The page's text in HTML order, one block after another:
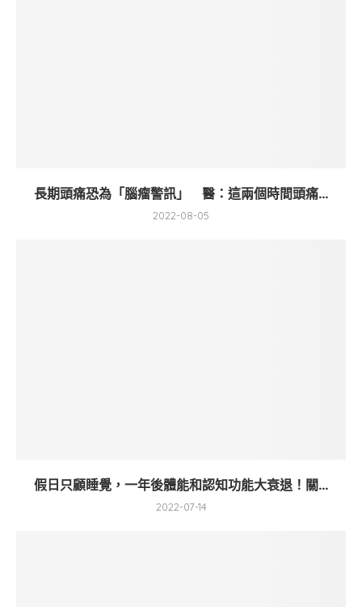
長期頭痛恐為「腦瘤警訊」 醫：這兩個時間頭痛...
2022-08-05
假日只顧睡覺，一年後體能和認知功能大衰退！關...
2022-07-14